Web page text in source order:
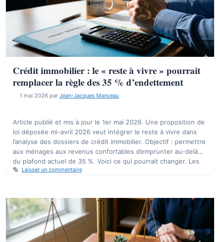
Crédit immobilier : le « reste à vivre » pourrait
remplacer la règle des 35 % d’endettement
1 mai 2026 par Jean-Jacques Manceau
Article publié et mis à jour le 1er mai 2026. Une proposition de
loi déposée mi-avril 2026 veut intégrer le reste à vivre dans
l’analyse des dossiers de crédit immobilier. Objectif : permettre
aux ménages aux revenus confortables d’emprunter au-delà
du plafond actuel de 35 %. Voici ce qui pourrait changer. Les
emprunteurs respirent un …
Laisser un commentaire